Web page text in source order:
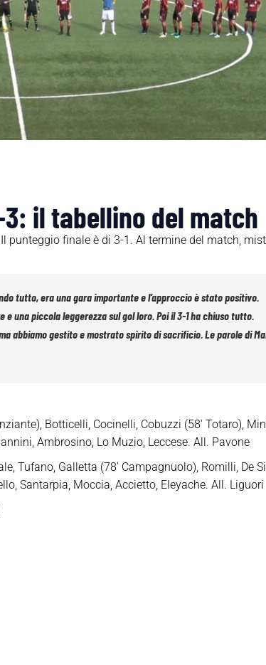
il tabellino del match
punteggio finale è di 3-1. Al termine del match,
tutto, era una gara importante e l’approccio è stato positivo.
una piccola leggerezza sul gol loro. Poi il 3-1 ha chiuso tutto.
abbiamo gestito e mostrato spirito di sacrificio. Le parole di
Botticelli, Cocinelli, Cobuzzi (58′ Totaro),
Ambrosino, Lo Muzio, Leccese. All. Pavone
Tufano, Galletta (78′ Campagnuolo), Romilli, De
Santarpia, Moccia, Accietto, Eleyache. All. Liguori